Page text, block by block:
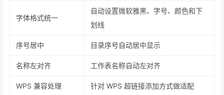
字体格式统一
自动设置微软雅黑、字号、颜色和下
划线
序号居中 目录序号自动居中显示
名称左对齐 工作表名称自动左对齐
WPS 兼容处理 针对 WPS 超链接添加方式做适配